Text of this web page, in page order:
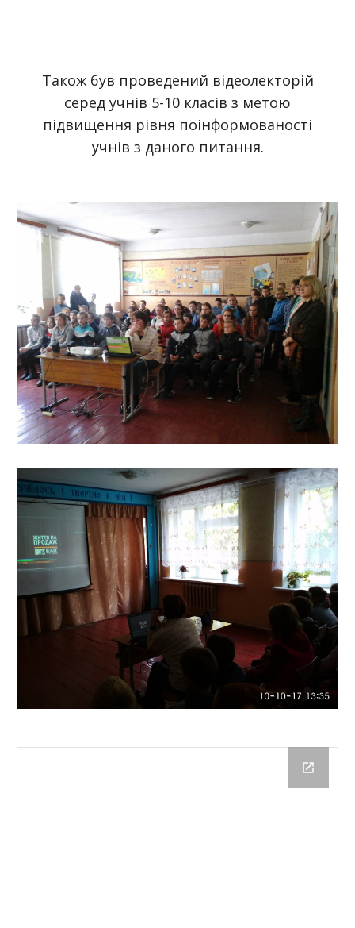
Також був проведений відеолекторій
серед учнів 5-10 класів з метою
підвищення рівня поінформованості
учнів з даного питання.